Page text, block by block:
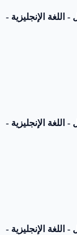
الأول - اللغة الإنجليزية -
الأول - اللغة الإنجليزية -
الأول - اللغة الإنجليزية -